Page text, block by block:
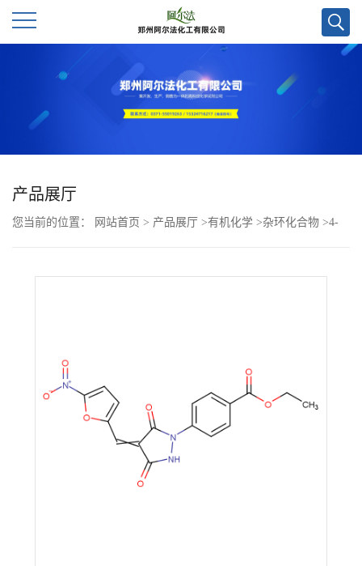
公
产品展厅
您当前的位置： 网站首页 > 产品展厅 >有机化学 >杂环化合物 >4-